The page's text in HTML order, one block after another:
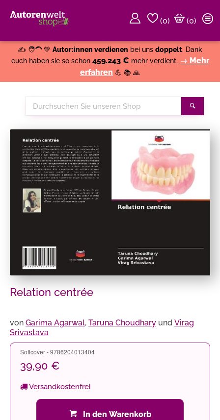
(0)
(0)
✍️ 🧑‍🦱 💚 Autor:innen verdienen bei uns doppelt. Dank
euch haben sie so schon 459.243 € mehr verdient. → Mehr
erfahren 💪 📚 🙏
Durchsuchen
Sie
Shop
Relation centrée
von Garima Agarwal, Taruna Choudhary und Virag
Srivastava
Softcover - 9786204013404
39,90 €
Versandkostenfrei
In den Warenkorb